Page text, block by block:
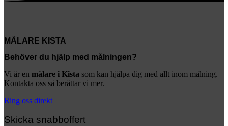
MÅLARE KISTA
Behöver du hjälp med målningen?
Vi är en målare i Kista som kan hjälpa dig med allt inom målning.
Kontakta oss så berättar vi mer.
Ring oss direkt
Skicka snabboffert